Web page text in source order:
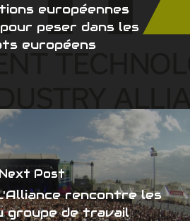
européennes
peser dans les
européens
Next Post
rencontre les
groupe de travail